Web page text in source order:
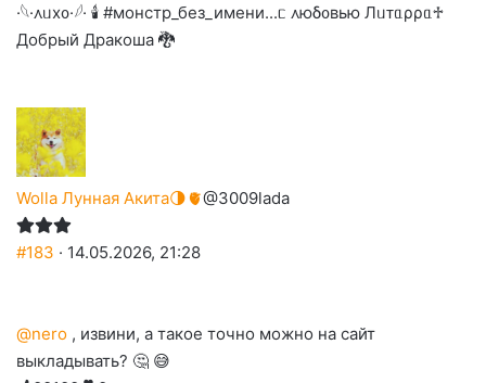
·𓆩·᧘ᥙх᧐·𓆪· 🕯 #монстр_без_имени...ᥴ ᧘юδ᧐ʙью Лᥙᴛᥲρρᥲ♱
Добрый Дракоша 🐉
Wolla Лунная Акита🌗🫀@3009lada
#183 · 14.05.2026, 21:28
@nero , извини, а такое точно можно на сайт
выкладывать? 🤔 😅